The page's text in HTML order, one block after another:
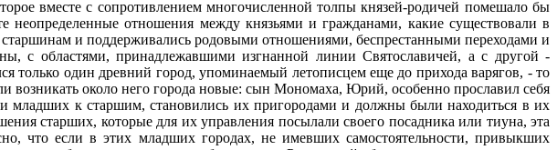
вместе с сопротивлением многочисленной толпы князей-родичей помешало бы
неопределенные отношения между князьями и гражданами, какие существовали в
и поддерживались родовыми отношениями, беспрестанными переходами и
с областями, принадлежавшими изгнанной линии Святославичей, а с другой -
только один древний город, упоминаемый летописцем еще до прихода варягов, - то
возникать около него города новые: сын Мономаха, Юрий, особенно прославил себя
младших к старшим, становились их пригородами и должны были находиться в их
старших, которые для их управления посылали своего посадника или тиуна, эта
что если в этих младших городах, не имевших самостоятельности, привыкших